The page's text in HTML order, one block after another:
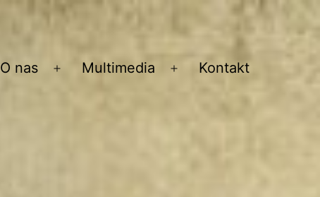
O nas
Rozwiń
Multimedia
Rozwiń
Kontakt